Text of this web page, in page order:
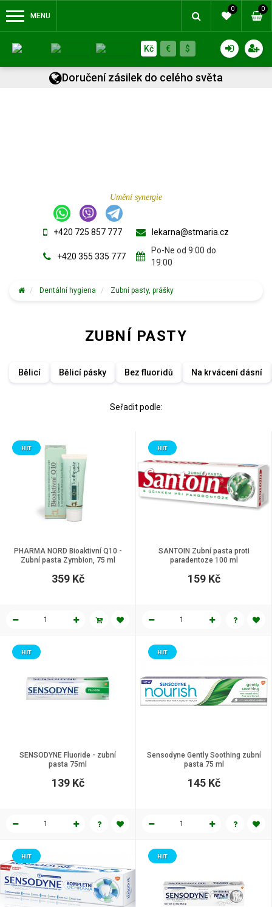
MENU
0 0
Kč € $
Doručení zásilek do celého světa
Umění synergie
+420 725 857 777
+420 355 335 777
lekarna@stmaria.cz
Po-Ne od 9:00 do
19:00
Dentální hygiena Zubní pasty, prášky
ZUBNÍ PASTY
Bělicí Bělicí pásky Bez fluoridů Na krvácení dásní
Seřadit podle:
PHARMA NORD Bioaktivní Q10 -
Zubní pasta Zymbion, 75 ml
HIT
359 Kč
SANTOIN Zubní pasta proti
paradentoze 100 ml
HIT
159 Kč
SENSODYNE Fluoride - zubní
pasta 75ml
HIT
139 Kč
Sensodyne Gently Soothing zubní
pasta 75 ml
HIT
145 Kč
HIT HIT